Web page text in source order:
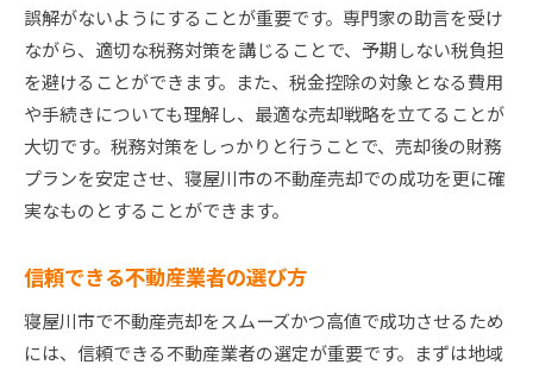
誤解がないようにすることが重要です。専門家の助言を受け
ながら、適切な税務対策を講じることで、予期しない税負担
を避けることができます。また、税金控除の対象となる費用
や手続きについても理解し、最適な売却戦略を立てることが
大切です。税務対策をしっかりと行うことで、売却後の財務
プランを安定させ、寝屋川市の不動産売却での成功を更に確
実なものとすることができます。
信頼できる不動産業者の選び方
寝屋川市で不動産売却をスムーズかつ高値で成功させるため
には、信頼できる不動産業者の選定が重要です。まずは地域